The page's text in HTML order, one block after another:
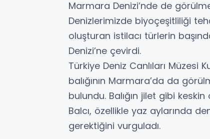
Marmara Denizi’nde de
Denizlerimizde biyoçeşitliliği
oluşturan istilacı türlerin
Denizi’ne çevirdi.
Türkiye Deniz Canlıları Müzesi
balığının Marmara’da da
bulundu. Balığın jilet gibi
Balcı, özellikle yaz aylarında
gerektiğini vurguladı.